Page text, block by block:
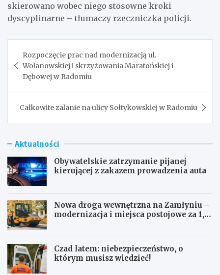
skierowano wobec niego stosowne kroki
dyscyplinarne – tłumaczy rzeczniczka policji.
wpisu
Rozpoczęcie prac nad modernizacją ul.
Wolanowskiej i skrzyżowania Maratońskiej i
Dębowej w Radomiu
Całkowite zalanie na ulicy Sołtykowskiej w Radomiu
Aktualności
Obywatelskie zatrzymanie pijanej
kierującej z zakazem prowadzenia auta
Nowa droga wewnętrzna na Zamłyniu –
modernizacja i miejsca postojowe za 1,1
Czad latem: niebezpieczeństwo, o
którym musisz wiedzieć!